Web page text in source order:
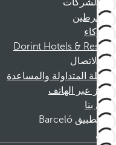
الشركات
المنخرطين
الشركاء
Dorint Hotels & Resorts
الاتصال
الأسئلة المتداولة والمساعدة
الحجز عبر الهاتف
اتصل بنا
تطبيق Barceló
تنزيل